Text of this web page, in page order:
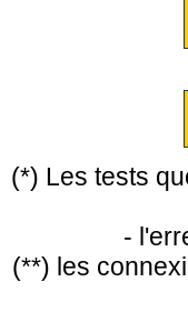
(*) Les tests
-
(**) les